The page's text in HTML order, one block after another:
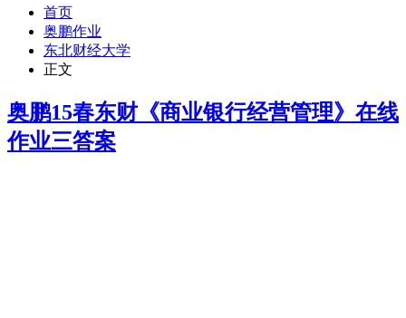
首页
奥鹏作业
东北财经大学
正文
奥鹏15春东财《商业银行经营管理》在线
作业三答案